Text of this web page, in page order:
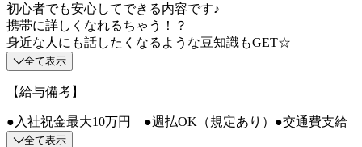
初心者でも安心してできる内容です♪
携帯に詳しくなれるちゃう！？
身近な人にも話したくなるような豆知識もGET☆
全て表示
【給与備考】
●入社祝金最大10万円 ●週払OK（規定あり）●交通費支給
全て表示